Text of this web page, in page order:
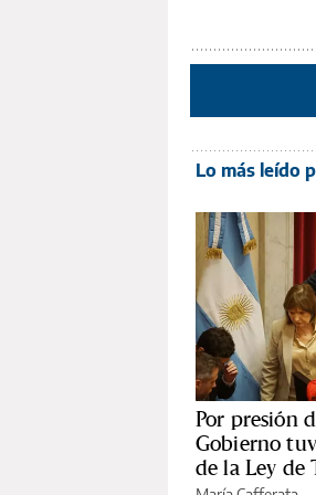
Lo más leído
Por presión
Gobierno
de la Ley de